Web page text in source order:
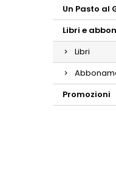
Un Pasto al
Libri e
Libri
Promozioni